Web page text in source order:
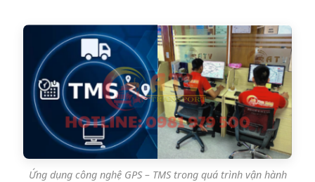
Ứng dụng công nghệ GPS – TMS trong quá trình vận hành